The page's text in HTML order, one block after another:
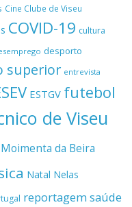
Cine Clube de Viseu
COVID-19 cultura
desporto
superior entrevista
ESTGV futebol
de Viseu
Moimenta da Beira
Natal Nelas
reportagemsaúde